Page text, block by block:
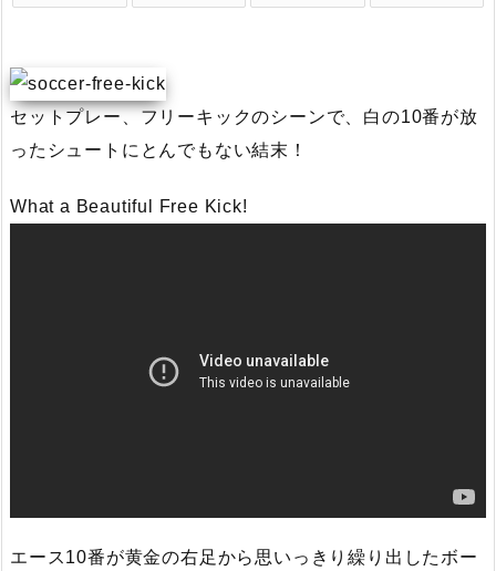
セットプレー、フリーキックのシーンで、白の10番が放
ったシュートにとんでもない結末！
What a Beautiful Free Kick!
エース10番が黄金の右足から思いっきり繰り出したボー